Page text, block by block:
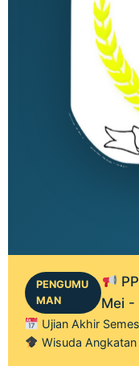
PENGUMU
MAN
Mei -
Ujian Akhir
Wisuda